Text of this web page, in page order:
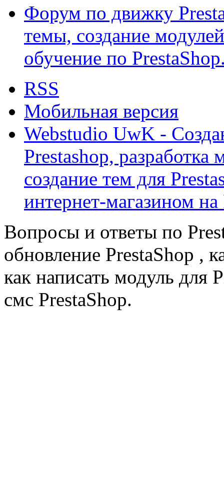
Форум по движку
темы, создание
обучение по
RSS
Мобильная версия
Webstudio UwK -
Prestashop, разработка
создание тем для
интернет-магазином на
Вопросы и ответы по
обновление PrestaShop ,
как написать модуль для
смс PrestaShop.